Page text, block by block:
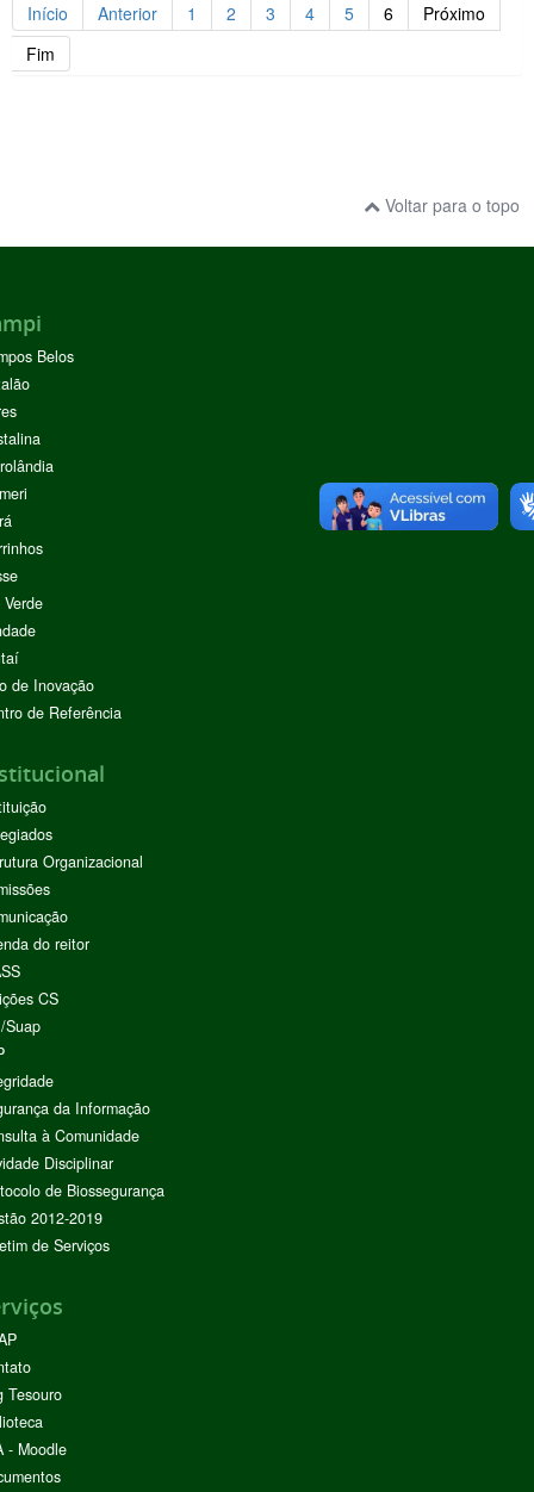
Início
Anterior 1 2 3 4 5 6
Próximo
Fim
Voltar para o topo
Belos
de Inovação
de Referência
Organizacional
do reitor
CS
Suap
da Informação
à Comunidade
Disciplinar
de Biossegurança
2012-2019
de Serviços
Tesouro
- Moodle